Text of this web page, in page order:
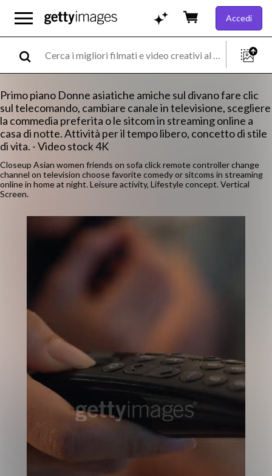
Accedi
Primo piano Donne asiatiche amiche sul divano fare clic
sul telecomando, cambiare canale in televisione, scegliere
la commedia preferita o le sitcom in streaming online a
casa di notte. Attività per il tempo libero, concetto di stile
di vita. - Video stock 4K
Closeup Asian women friends on sofa click remote controller change
channel on television choose favorite comedy or sitcoms in streaming
online in home at night. Leisure activity, Lifestyle concept. Vertical
Screen.